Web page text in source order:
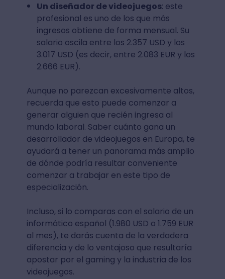
Un diseñador de videojuegos: este
profesional es uno de los que más
ingresos obtiene de forma mensual. Su
salario oscila entre los 2.357 USD y los
3.017 USD (es decir, entre 2.083 EUR y los
2.666 EUR).
Aunque no parezcan excesivamente altos,
recuerda que esto puede comenzar a
generar alguien que recién ingresa al
mundo laboral. Saber cuánto gana un
desarrollador de videojuegos en Europa, te
ayudará a tener un panorama más amplio
de dónde podría resultar conveniente
comenzar a trabajar en este tipo de
especialización.
Incluso, si lo comparas con el salario de un
informático español (1.980 USD o 1.759 EUR
al mes), te darás cuenta de la verdadera
diferencia y de lo ventajoso que resultaría
apostar por el gaming y la industria de los
videojuegos.